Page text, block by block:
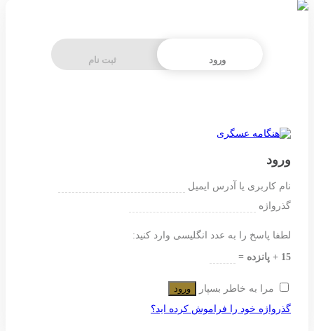
ورود ثبت نام
ورود
نام کاربری یا آدرس ایمیل
گذرواژه
لطفا پاسخ را به عدد انگلیسی وارد کنید:
15 + پانزده =
مرا به خاطر بسپار
ورود
گذرواژه خود را فراموش کرده اید؟